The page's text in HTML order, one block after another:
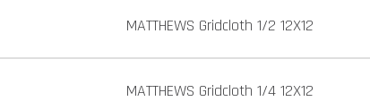
MATTHEWS Gridcloth 1/2 12X12
MATTHEWS Gridcloth 1/4 12X12